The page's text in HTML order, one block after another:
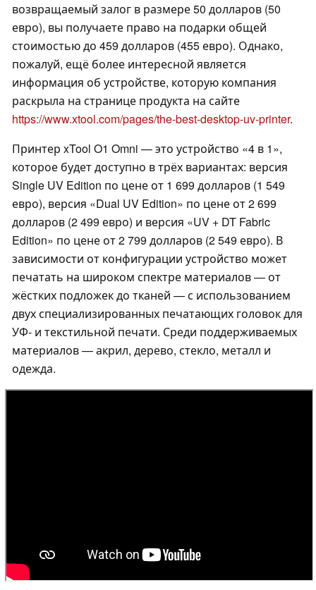
возвращаемый залог в размере 50 долларов (50
евро), вы получаете право на подарки общей
стоимостью до 459 долларов (455 евро). Однако,
пожалуй, ещё более интересной является
информация об устройстве, которую компания
раскрыла на странице продукта на сайте
https://www.xtool.com/pages/the-best-desktop-uv-printer.
Принтер xTool O1 Omni — это устройство «4 в 1»,
которое будет доступно в трёх вариантах: версия
Single UV Edition по цене от 1 699 долларов (1 549
евро), версия «Dual UV Edition» по цене от 2 699
долларов (2 499 евро) и версия «UV + DT Fabric
Edition» по цене от 2 799 долларов (2 549 евро). В
зависимости от конфигурации устройство может
печатать на широком спектре материалов — от
жёстких подложек до тканей — с использованием
двух специализированных печатающих головок для
УФ- и текстильной печати. Среди поддерживаемых
материалов — акрил, дерево, стекло, металл и
одежда.